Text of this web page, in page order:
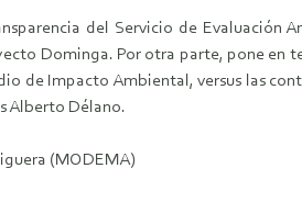
del Servicio de
Dominga. Por otra parte, pone en
de Impacto Ambiental, versus las
Alberto Délano.
(MODEMA)